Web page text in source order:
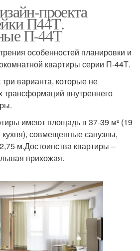
проекта
П44Т.
П-44Т
особенностей планировки и
квартиры серии П-44Т.
варианта, которые не
трансформаций внутреннего
имеют площадь в 37-39 м² (19
совмещенные санузлы,
м.Достоинства квартиры –
прихожая.